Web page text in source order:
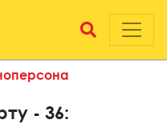
- 36: